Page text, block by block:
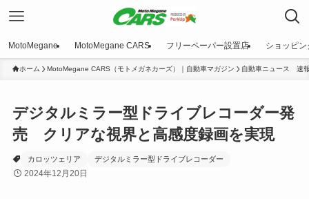
MotoMegane MotoMegane CARS フリーペーパー設置店 ショッピン
ホーム MotoMegane CARS（モトメガネカーズ）｜自動車マガジン 自動車ニュース 速
デジタルミラー型ドライブレコーダー発
売 クリアな視界と高感度録画を実現
カロッツェリア デジタルミラー型ドライブレコーダー
2024年12月20日